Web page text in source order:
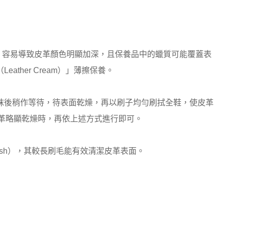
易導致皮革顏色明顯加深，且保養品中的蠟質可能覆蓋表
Cream）」薄擦保養。
稍作等待，待表面乾燥，再以刷子均勻刷拭全鞋，使皮革
顯乾燥時，再依上述方式進行即可。
），其較長刷毛能有效清潔皮革表面。